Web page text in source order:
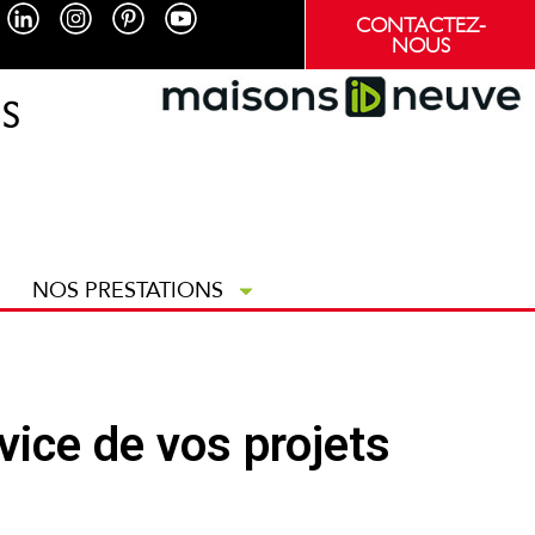
CONTACTEZ-
NOUS
NOS PRESTATIONS
de vos projets